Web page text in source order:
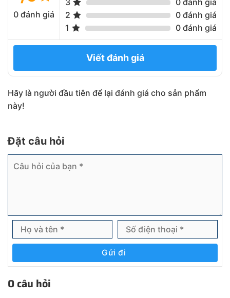
0 đánh giá
2
0 đánh giá
1
0 đánh giá
Viết đánh giá
Hãy là người đầu tiên để lại đánh giá cho sản phẩm
này!
Đặt câu hỏi
Gửi đi
0 câu hỏi